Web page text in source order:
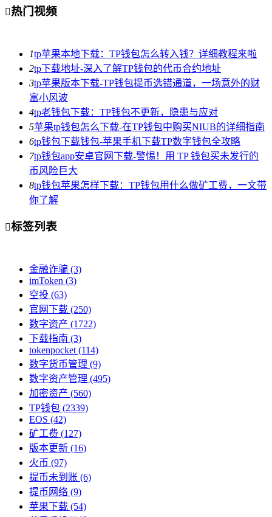
热门视频
1tp苹果本地下载：TP钱包怎么转入钱？详细教程来啦
2tp下载地址-深入了解TP钱包的代币合约地址
3tp苹果版本下载-TP钱包提币选错通道，一场意外的财
富小风波
4tp老钱包下载：TP钱包不更新，隐患与应对
5苹果tp钱包怎么下载-在TP钱包中购买NIUB的详细指南
6tp钱包下载钱包-苹果手机下载TP数字钱包全攻略
7tp钱包app安卓官网下载-警惕！用 TP 钱包买未发行的
币风险巨大
8tp钱包苹果怎样下载：TP钱包用什么做矿工费，一文带
你了解
标签列表
金融诈骗 (3)
imToken (3)
空投 (63)
官网下载 (250)
数字资产 (1722)
下载指南 (3)
tokenpocket (114)
数字货币管理 (9)
数字资产管理 (495)
加密资产 (560)
TP钱包 (2339)
EOS (42)
矿工费 (127)
版本更新 (16)
火币 (97)
提币未到账 (6)
提币网络 (9)
苹果下载 (54)